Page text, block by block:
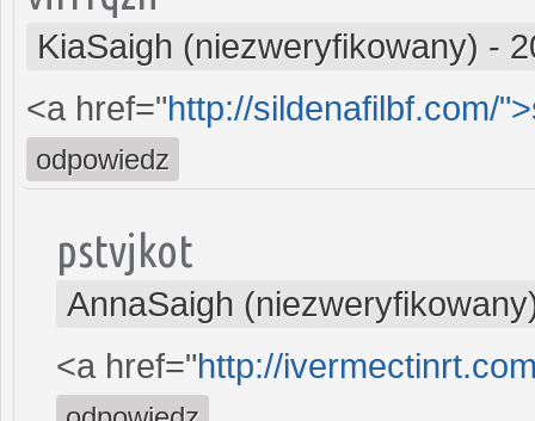
KiaSaigh (niezweryfikowany) -
<a href="http://sildenafilbf.com/
odpowiedz
pstvjkot
AnnaSaigh
<a href="http://